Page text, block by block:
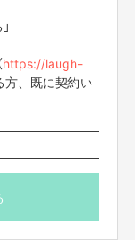
します。
https://laugh-
方、既に契約い